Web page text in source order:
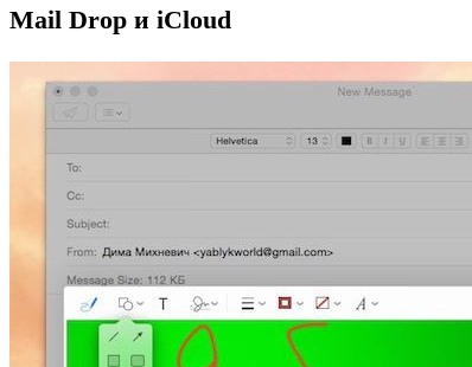
Mail Drop и iCloud